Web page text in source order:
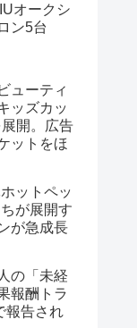
オークシ
ン5台
ューティ
ッズカッ
開。広告
ットをほ
ットペッ
が展開す
が急成長
の「未経
報酬トラ
報告され